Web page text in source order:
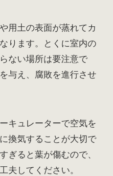
用土の表面が蒸れてカ
ります。とくに室内の
ない場所は要注意で
与え、腐敗を進行させ
キュレーターで空気を
換気することが大切で
ぎると葉が傷むので、
夫してください。